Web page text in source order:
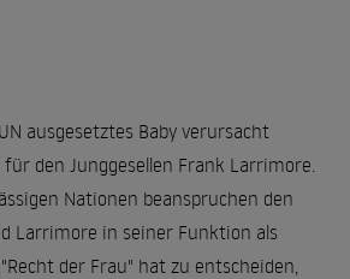
ausgesetztes Baby verursacht
den Junggesellen Frank Larrimore.
Nationen beanspruchen den
Larrimore in seiner Funktion als
der Frau" hat zu entscheiden,